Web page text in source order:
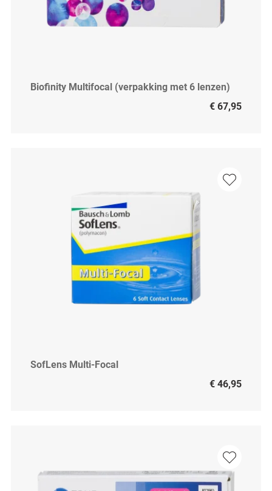
Biofinity Multifocal (verpakking met 6 lenzen)
€ 67,95
SofLens Multi-Focal
€ 46,95